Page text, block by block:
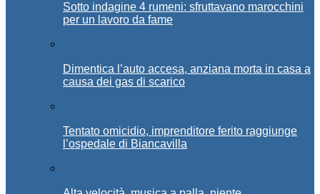
Sotto indagine 4 rumeni: sfruttavano marocchini
per un lavoro da fame
Dimentica l’auto accesa, anziana morta in casa a
causa dei gas di scarico
Tentato omicidio, imprenditore ferito raggiunge
l’ospedale di Biancavilla